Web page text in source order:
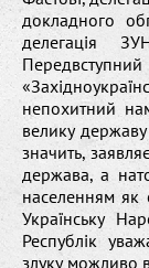
докладного
делегація
непохитний
велику
значить,
держава, а
населенням як
Українську
Республік
злуку можливо